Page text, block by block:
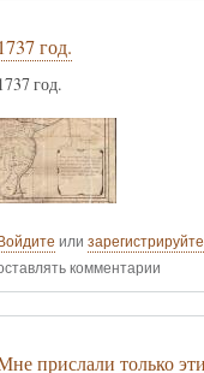
1737 год.
1737 год.
или
комментарии
прислали только эти